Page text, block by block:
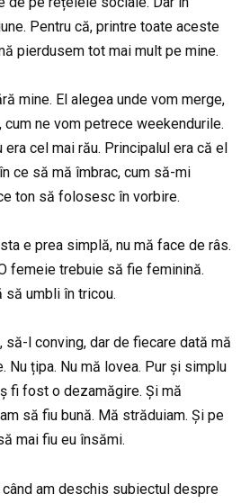
Pentru că, printre toate aceste
pierdusem tot mai mult pe mine.
mine. El alegea unde vom merge,
cum ne vom petrece weekendurile.
era cel mai rău. Principalul era că el
ce să mă îmbrac, cum să-mi
ton să folosesc în vorbire.
e prea simplă, nu mă face de râs.
femeie trebuie să fie feminină.
să umbli în tricou.
să-l conving, dar de fiecare dată mă
Nu țipa. Nu mă lovea. Pur și simplu
fi fost o dezamăgire. Și mă
să fiu bună. Mă străduiam. Și pe
mai fiu eu însămi.
am deschis subiectul despre